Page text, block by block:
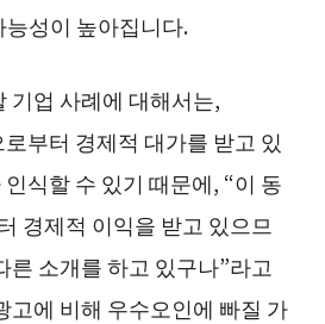
능성이 높아집니다.
기업 사례에 대해서는,
부터 경제적 대가를 받고 있
식할 수 있기 때문에, “이 동
경제적 이익을 받고 있으므
른 소개를 하고 있구나”라고
고에 비해 우수오인에 빠질 가